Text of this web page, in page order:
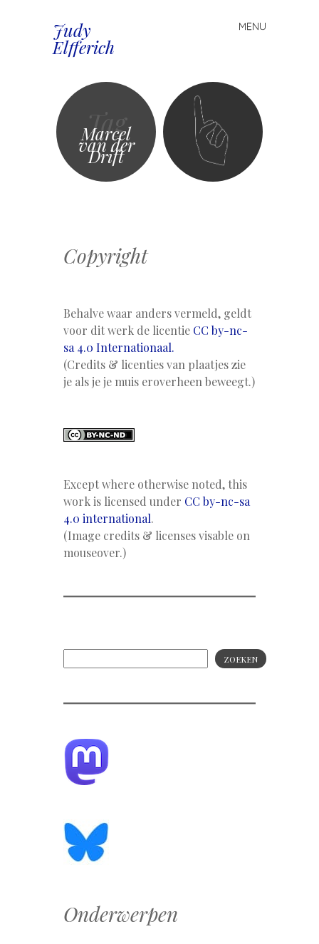
Judy
Elfferich
MENU
Spring
naar
Tag
Marcel
van der
Drift
Copyright
Behalve waar anders vermeld, geldt
voor dit werk de licentie CC by-nc-
sa 4.0 Internationaal.
(Credits & licenties van plaatjes zie
je als je je muis eroverheen beweegt.)
Except where otherwise noted, this
work is licensed under CC by-nc-sa
4.0 international.
(Image credits & licenses visable on
mouseover.)
ZOEKEN
Onderwerpen